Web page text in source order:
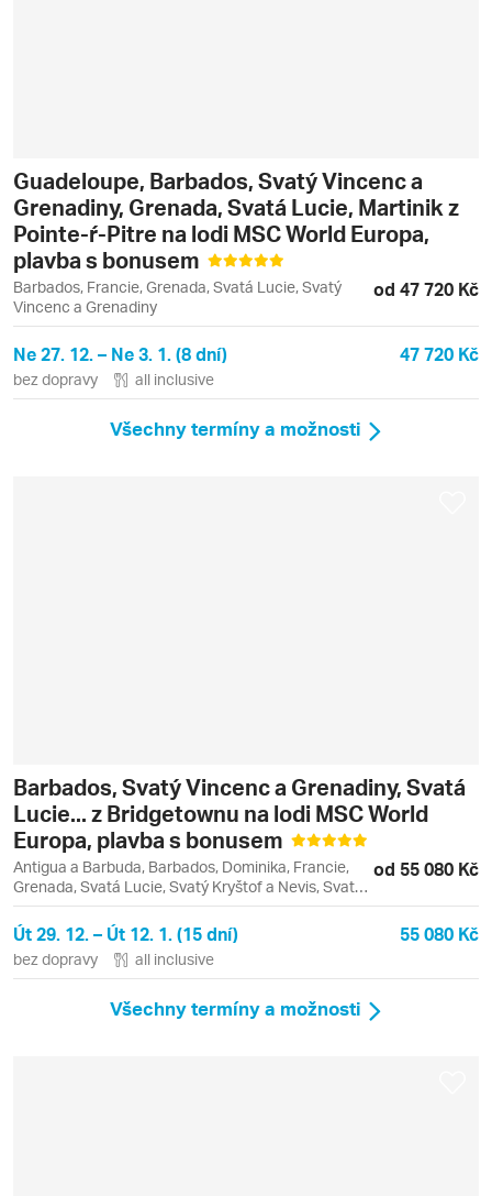
Guadeloupe, Barbados, Svatý Vincenc a
Grenadiny, Grenada, Svatá Lucie, Martinik z
Pointe-ŕ-Pitre na lodi MSC World Europa,
plavba s bonusem
Barbados, Francie, Grenada, Svatá Lucie, Svatý
Vincenc a Grenadiny
od 47 720 Kč
Ne 27. 12. – Ne 3. 1. (8 dní) 47 720 Kč
bez dopravy all inclusive
Všechny termíny a možnosti
Barbados, Svatý Vincenc a Grenadiny, Svatá
Lucie... z Bridgetownu na lodi MSC World
Europa, plavba s bonusem
Antigua a Barbuda, Barbados, Dominika, Francie,
Grenada, Svatá Lucie, Svatý Kryštof a Nevis, Svatý
Vincenc a Grenadiny
od 55 080 Kč
Út 29. 12. – Út 12. 1. (15 dní) 55 080 Kč
bez dopravy all inclusive
Všechny termíny a možnosti